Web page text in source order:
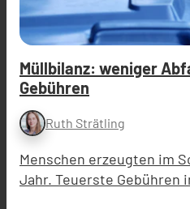
Müllbilanz: weniger
Gebühren
Ruth Strätling
Menschen erzeugten im
Jahr. Teuerste Gebühren